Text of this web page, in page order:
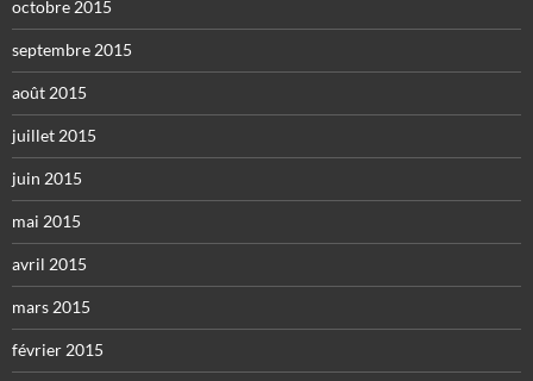
octobre 2015
septembre 2015
août 2015
juillet 2015
juin 2015
mai 2015
avril 2015
mars 2015
février 2015